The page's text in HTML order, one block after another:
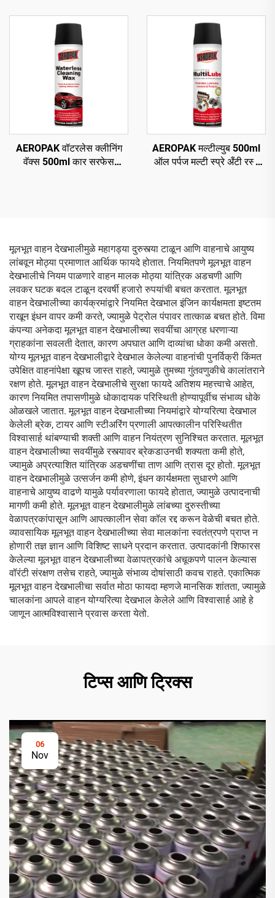
AEROPAK वॉटरलेस क्लीनिंग
वॅक्स 500ml कार सरफेस
AEROPAK मल्टील्युब 500ml
ऑल पर्पज मल्टी स्प्रे अँटी रस्ट
मूलभूत वाहन देखभालीमुळे महागड्या दुरुस्त्या टाळून आणि वाहनाचे आयुष्य
लांबवून मोठ्या प्रमाणात आर्थिक फायदे होतात. नियमितपणे मूलभूत वाहन
देखभालीचे नियम पाळणारे वाहन मालक मोठ्या यांत्रिक अडचणी आणि
लवकर घटक बदल टाळून दरवर्षी हजारो रुपयांची बचत करतात. मूलभूत
वाहन देखभालीच्या कार्यक्रमांद्वारे नियमित देखभाल इंजिन कार्यक्षमता इष्टतम
राखून इंधन वापर कमी करते, ज्यामुळे पेट्रोल पंपावर तात्काळ बचत होते. विमा
कंपन्या अनेकदा मूलभूत वाहन देखभालीच्या सवयींचा आग्रह धरणाऱ्या
ग्राहकांना सवलती देतात, कारण अपघात आणि दाव्यांचा धोका कमी असतो.
योग्य मूलभूत वाहन देखभालीद्वारे देखभाल केलेल्या वाहनांची पुनर्विक्री किंमत
उपेक्षित वाहनांपेक्षा खूपच जास्त राहते, ज्यामुळे तुमच्या गुंतवणुकीचे कालांतराने
रक्षण होते. मूलभूत वाहन देखभालीचे सुरक्षा फायदे अतिशय महत्त्वाचे आहेत,
कारण नियमित तपासणीमुळे धोकादायक परिस्थिती होण्यापूर्वीच संभाव्य धोके
ओळखले जातात. मूलभूत वाहन देखभालीच्या नियमांद्वारे योग्यरित्या देखभाल
केलेली ब्रेक, टायर आणि स्टीअरिंग प्रणाली आपत्कालीन परिस्थितीत
विश्वासार्ह थांबण्याची शक्ती आणि वाहन नियंत्रण सुनिश्चित करतात. मूलभूत
वाहन देखभालीच्या सवयींमुळे रस्त्यावर ब्रेकडाउनची शक्यता कमी होते,
ज्यामुळे अप्रत्याशित यांत्रिक अडचणींचा ताण आणि त्रास दूर होतो. मूलभूत
वाहन देखभालीमुळे उत्सर्जन कमी होणे, इंधन कार्यक्षमता सुधारणे आणि
वाहनाचे आयुष्य वाढणे यामुळे पर्यावरणाला फायदे होतात, ज्यामुळे उत्पादनाची
मागणी कमी होते. मूलभूत वाहन देखभालीमुळे लांबच्या दुरुस्तीच्या
वेळापत्रकांपासून आणि आपत्कालीन सेवा कॉल रद्द करून वेळेची बचत होते.
व्यावसायिक मूलभूत वाहन देखभालीच्या सेवा मालकांना स्वतंत्रपणे प्राप्त न
होणारी तज्ञ ज्ञान आणि विशिष्ट साधने प्रदान करतात. उत्पादकांनी शिफारस
केलेल्या मूलभूत वाहन देखभालीच्या वेळापत्रकांचे अचूकपणे पालन केल्यास
वॉरंटी संरक्षण तसेच राहते, ज्यामुळे संभाव्य दोषांसाठी कवच राहते. एकात्मिक
मूलभूत वाहन देखभालीचा सर्वात मोठा फायदा म्हणजे मानसिक शांतता, ज्यामुळे
चालकांना आपले वाहन योग्यरित्या देखभाल केलेले आणि विश्वासार्ह आहे हे
जाणून आत्मविश्वासाने प्रवास करता येतो.
टिप्स आणि ट्रिक्स
06
Nov